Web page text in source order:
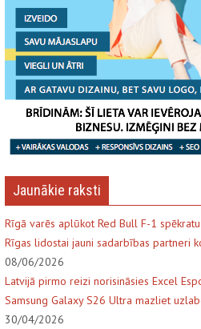
Jaunākie raksti
Rīgā varēs aplūkot Red Bull F-1 spēkratu
Rīgas lidostai jauni sadarbības partneri
08/06/2026
Latvijā pirmo reizi norisināsies Excel
Samsung Galaxy S26 Ultra mazliet
30/04/2026